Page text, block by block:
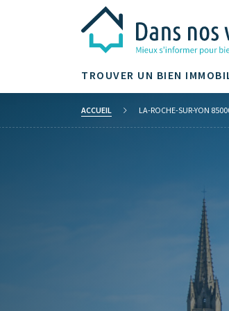
TROUVER UN BIEN
ACCUEIL LA-ROCHE-SUR-YON